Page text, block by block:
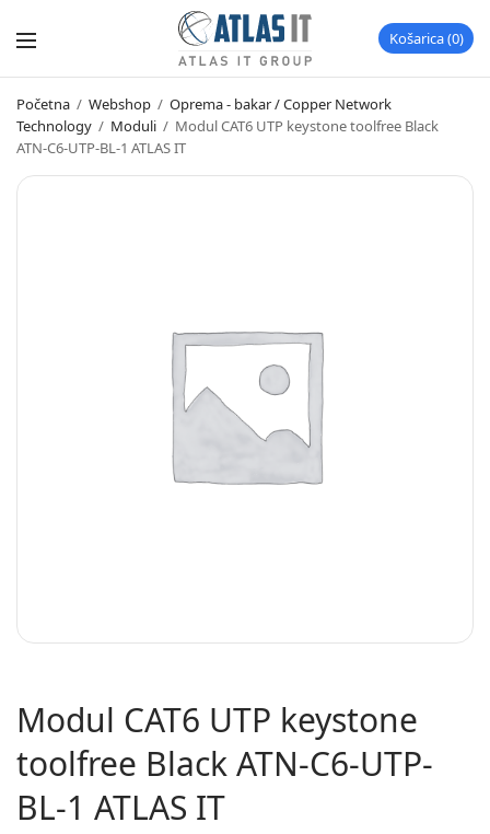
Košarica 0
Početna / Webshop / Oprema - bakar / Copper Network
Technology / Moduli / Modul CAT6 UTP keystone toolfree Black
ATN-C6-UTP-BL-1 ATLAS IT
Modul CAT6 UTP keystone
toolfree Black ATN-C6-UTP-
BL-1 ATLAS IT